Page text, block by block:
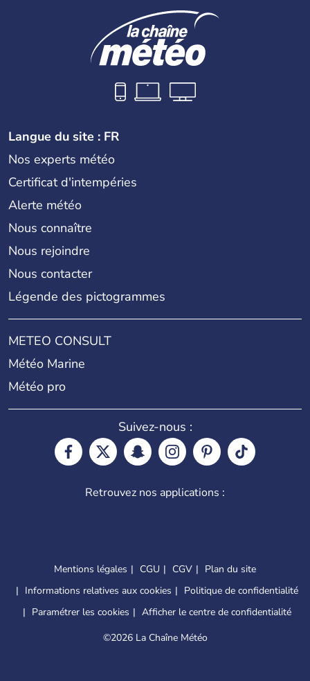
Langue du site : FR
Nos experts météo
Certificat d'intempéries
Alerte météo
Nous connaître
Nous rejoindre
Nous contacter
Légende des pictogrammes
METEO CONSULT
Météo Marine
Météo pro
Suivez-nous :
Retrouvez nos applications :
Mentions légales CGU CGV
Plan du site
Informations relatives aux cookies
Politique de confidentialité
Paramétrer les cookies
Afficher le centre de confidentialité
©2026 La Chaîne Météo